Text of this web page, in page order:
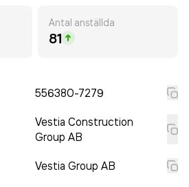
Antal anställda
81
556380-7279
Vestia Construction
Group AB
Vestia Group AB